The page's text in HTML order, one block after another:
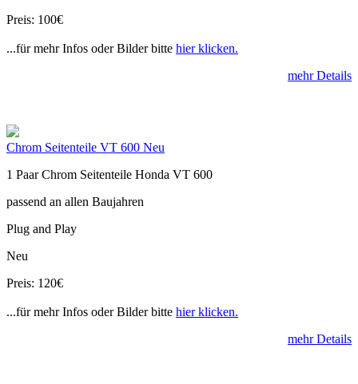
Preis: 100€
...für mehr Infos oder Bilder bitte hier klicken.
mehr Details
Chrom Seitenteile VT 600 Neu
1 Paar Chrom Seitenteile Honda VT 600
passend an allen Baujahren
Plug and Play
Neu
Preis: 120€
...für mehr Infos oder Bilder bitte hier klicken.
mehr Details